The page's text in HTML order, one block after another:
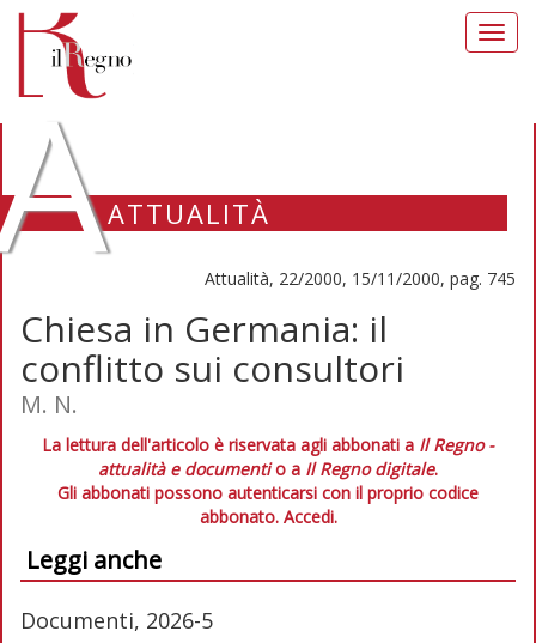
ATTUALITÀ
Attualità, 22/2000, 15/11/2000, pag. 745
Chiesa in Germania: il
conflitto sui consultori
M. N.
La lettura dell'articolo è riservata agli abbonati a Il Regno -
attualità e documentio a Il Regno digitale.
Gli abbonati possono autenticarsi con il proprio codice
abbonato. Accedi.
Leggi anche
Documenti, 2026-5